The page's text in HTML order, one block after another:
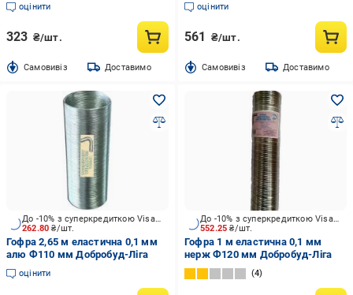
оцінити
323 ₴/шт.
Cамовивіз Доставимо
оцінити
561 ₴/шт.
Cамовивіз Доставимо
262.80₴/шт.
До -10% з суперкредиткою Visa Вигода
Гофра 2,65 м еластична 0,1 мм
алю Ф110 мм Добробуд-Ліга
оцінити
552.25₴/шт.
До -10% з суперкредиткою Visa Вигода
Гофра 1 м еластична 0,1 мм
нерж Ф120 мм Добробуд-Ліга
4